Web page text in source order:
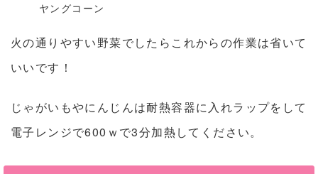
ヤングコーン
火の通りやすい野菜でしたらこれからの作業は省いて
いいです！
じゃがいもやにんじんは耐熱容器に入れラップをして
電子レンジで600ｗで3分加熱してください。